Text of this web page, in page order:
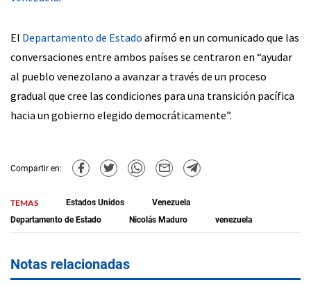
El Departamento de Estado afirmó en un comunicado que las
conversaciones entre ambos países se centraron en “ayudar
al pueblo venezolano a avanzar a través de un proceso
gradual que cree las condiciones para una transición pacífica
hacia un gobierno elegido democráticamente”.
Compartir en:
TEMAS Estados Unidos
Venezuela
Departamento de Estado
Nicolás Maduro venezuela
Notas relacionadas